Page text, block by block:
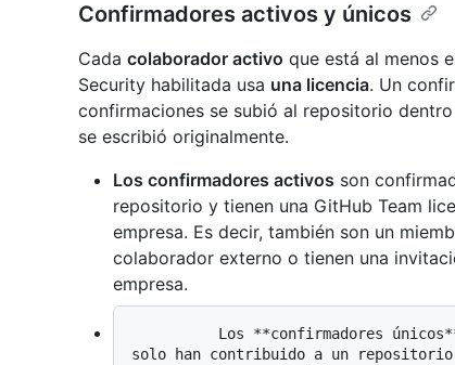
Confirmadores activos y únicos
Cada colaborador activo que está al menos
Security habilitada usa una licencia. Un
confirmaciones se subió al repositorio
se escribió originalmente.
Los confirmadores activos son
repositorio y tienen una GitHub Team
empresa. Es decir, también son un
colaborador externo o tienen una
empresa.
solo han contribuido a un